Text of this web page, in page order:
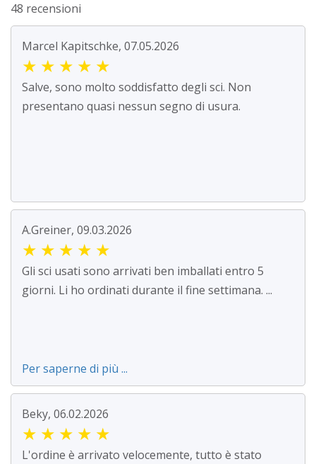
48 recensioni
Marcel Kapitschke, 07.05.2026
★ ★ ★ ★ ★
Salve, sono molto soddisfatto degli sci. Non
presentano quasi nessun segno di usura.
A.Greiner, 09.03.2026
★ ★ ★ ★ ★
Gli sci usati sono arrivati ben imballati entro 5
giorni. Li ho ordinati durante il fine settimana. ...
Per saperne di più ...
Beky, 06.02.2026
★ ★ ★ ★ ★
L'ordine è arrivato velocemente, tutto è stato